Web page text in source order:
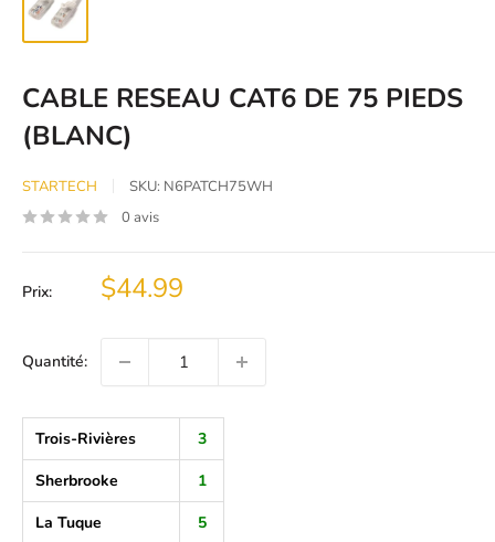
CABLE RESEAU CAT6 DE 75 PIEDS
(BLANC)
STARTECH SKU: N6PATCH75WH
0 avis
Prix: Prix
$44.99
Quantité:
Trois-Rivières
3
Sherbrooke
1
La Tuque
5